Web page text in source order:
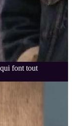
font tout